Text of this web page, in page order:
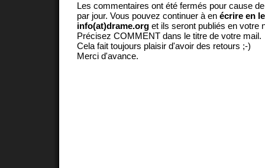
Les commentaires ont été fermés pour cause
par jour. Vous pouvez continuer à en écrire en
info(at)drame.org et ils seront publiés en votre
Précisez COMMENT dans le titre de votre mail.
Cela fait toujours plaisir d'avoir des retours ;-)
Merci d'avance.